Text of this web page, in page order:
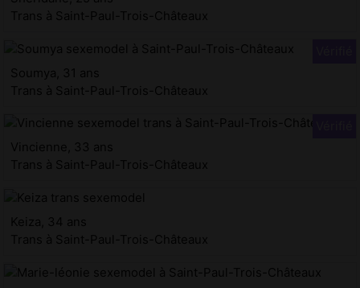
Trans à Saint-Paul-Trois-Châteaux
Soumya, 31 ans
Trans à Saint-Paul-Trois-Châteaux
Vincienne, 33 ans
Trans à Saint-Paul-Trois-Châteaux
Keiza, 34 ans
Trans à Saint-Paul-Trois-Châteaux